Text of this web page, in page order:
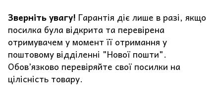
Зверніть увагу! Гарантія діє лише в разі, якщо
посилка була відкрита та перевірена
отримувачем у момент її отримання у
поштовому відділенні "Нової пошти".
Обов’язково перевіряйте свої посилки на
цілісність товару.